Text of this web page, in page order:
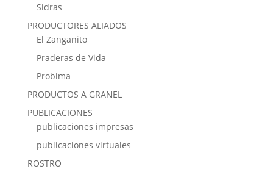
Sidras
PRODUCTORES ALIADOS
El Zanganito
Praderas de Vida
Probima
PRODUCTOS A GRANEL
PUBLICACIONES
publicaciones impresas
publicaciones virtuales
ROSTRO